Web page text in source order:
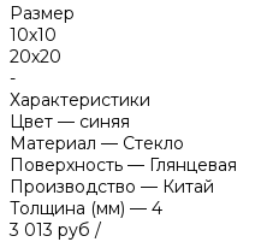
Размер
10х10
20х20
-
Характеристики
Цвет — синяя
Материал — Стекло
Поверхность — Глянцевая
Производство — Китай
Толщина (мм) — 4
3 013 руб /